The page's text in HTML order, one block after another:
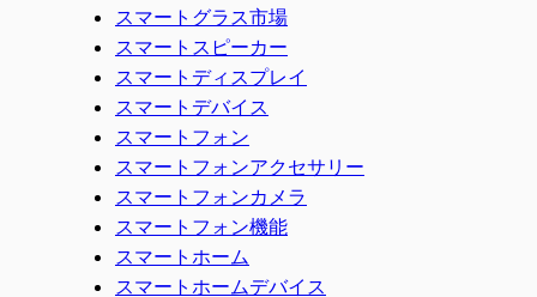
スマートグラス市場
スマートスピーカー
スマートディスプレイ
スマートデバイス
スマートフォン
スマートフォンアクセサリー
スマートフォンカメラ
スマートフォン機能
スマートホーム
スマートホームデバイス